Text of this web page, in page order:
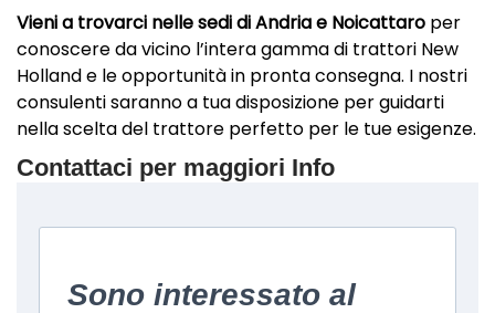
Vieni a trovarci nelle sedi di Andria e Noicattaro per
conoscere da vicino l’intera gamma di trattori New
Holland e le opportunità in pronta consegna. I nostri
consulenti saranno a tua disposizione per guidarti
nella scelta del trattore perfetto per le tue esigenze.
Contattaci per maggiori Info